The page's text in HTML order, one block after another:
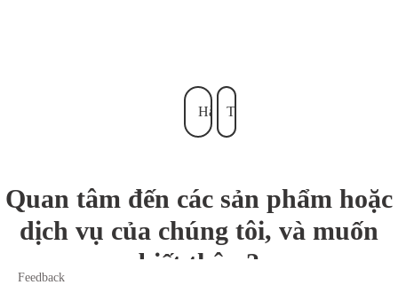
HàngTrở
Quan tâm đến các sản phẩm hoặc
dịch vụ của chúng tôi, và muốn
biết thêm?
Feedback